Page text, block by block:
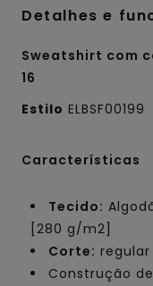
Detalhes e
Sweatshirt com
16
Estilo ELBSF00199
Características
Tecido:
[280 g/m2]
Corte: regular
Construção